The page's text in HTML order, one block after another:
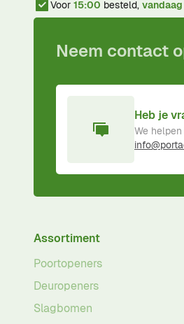
Voor 15:00 besteld, vandaag
Neem contact
Heb je
We
Assortiment
Poortopeners
Deuropeners
Slagbomen